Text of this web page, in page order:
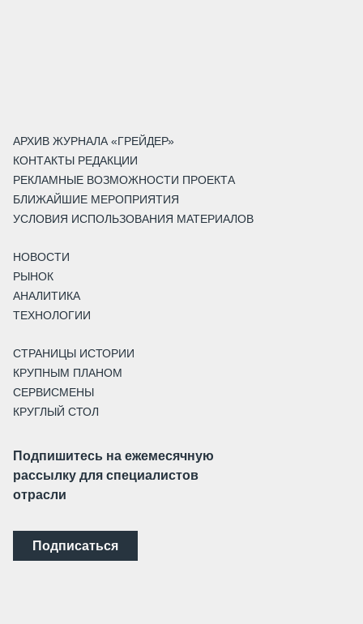
АРХИВ ЖУРНАЛА «ГРЕЙДЕР»
КОНТАКТЫ РЕДАКЦИИ
РЕКЛАМНЫЕ ВОЗМОЖНОСТИ ПРОЕКТА
БЛИЖАЙШИЕ МЕРОПРИЯТИЯ
УСЛОВИЯ ИСПОЛЬЗОВАНИЯ МАТЕРИАЛОВ
НОВОСТИ
РЫНОК
АНАЛИТИКА
ТЕХНОЛОГИИ
СТРАНИЦЫ ИСТОРИИ
КРУПНЫМ ПЛАНОМ
СЕРВИСМЕНЫ
КРУГЛЫЙ СТОЛ
Подпишитесь на ежемесячную
рассылку для специалистов
отрасли
Подписаться